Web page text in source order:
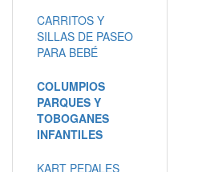
CARRITOS Y
SILLAS DE PASEO
PARA BEBÉ
COLUMPIOS
PARQUES Y
TOBOGANES
INFANTILES
KART PEDALES